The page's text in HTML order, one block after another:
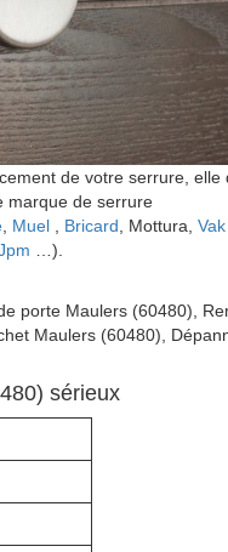
de votre serrure, elle
marque de serrure
Muel Bricard , Mottura, Vak
…).
porte Maulers (60480),
Maulers (60480),
sérieux